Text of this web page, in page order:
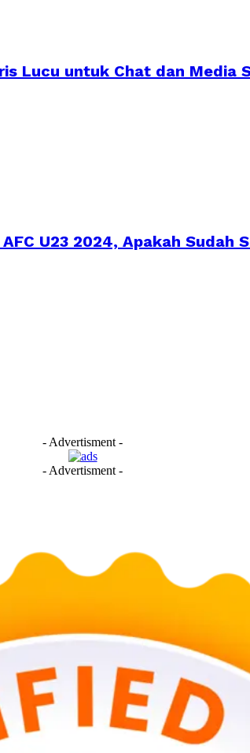
Lucu untuk Chat dan Media
U23 2024, Apakah Sudah
- Advertisment -
- Advertisment -